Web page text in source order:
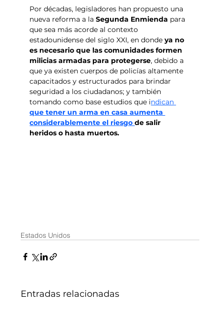
Por décadas, legisladores han propuesto una
nueva reforma a la Segunda Enmienda para
que sea más acorde al contexto
estadounidense del siglo XXI, en donde ya no
es necesario que las comunidades formen
milicias armadas para protegerse, debido a
que ya existen cuerpos de policías altamente
capacitados y estructurados para brindar
seguridad a los ciudadanos; y también
tomando como base estudios que indican
que tener un arma en casa aumenta
considerablemente el riesgo de salir
heridos o hasta muertos.
Estados Unidos
Entradas relacionadas